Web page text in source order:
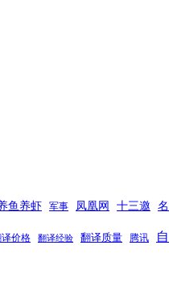
鱼养虾 军事 凤凰网 十三邀
价格 翻译经验 翻译质量 腾讯